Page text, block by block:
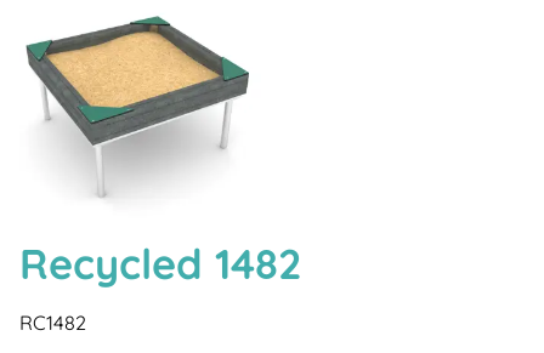
Recycled 1482
RC1482